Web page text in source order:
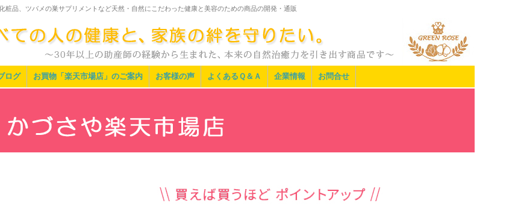
粧品、ツバメの巣サプリメントなど天然・自然にこだわった健康と美容のための商品の開発・通販
ログ お買物「楽天市場店」のご案内 お客様の声 よくあるＱ＆Ａ 企業情報 お問合せ